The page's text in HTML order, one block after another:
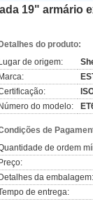
19" armário
Detalhes do produto:
Lugar de origem:
Marca:
Número do modelo:
de
de ordem
Preço:
Detalhes da embalagem:
de entrega: